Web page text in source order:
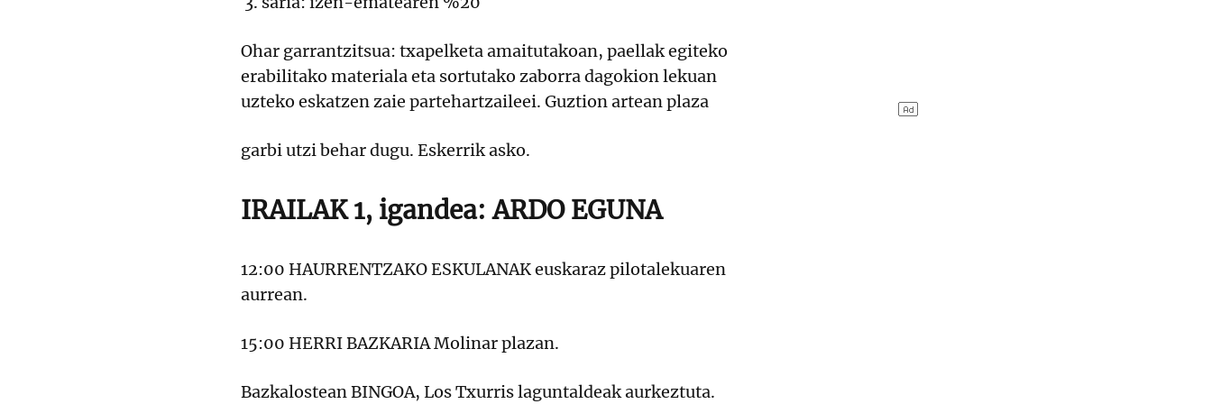
Ohar garrantzitsua: txapelketa amaitutakoan, paellak egiteko
erabilitako materiala eta sortutako zaborra dagokion lekuan
uzteko eskatzen zaie partehartzaileei. Guztion artean plaza
garbi utzi behar dugu. Eskerrik asko.
IRAILAK 1, igandea: ARDO EGUNA
12:00 HAURRENTZAKO ESKULANAK euskaraz pilotalekuaren
aurrean.
15:00 HERRI BAZKARIA Molinar plazan.
Bazkalostean BINGOA, Los Txurris laguntaldeak aurkeztuta.